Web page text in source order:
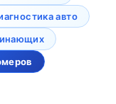
авто